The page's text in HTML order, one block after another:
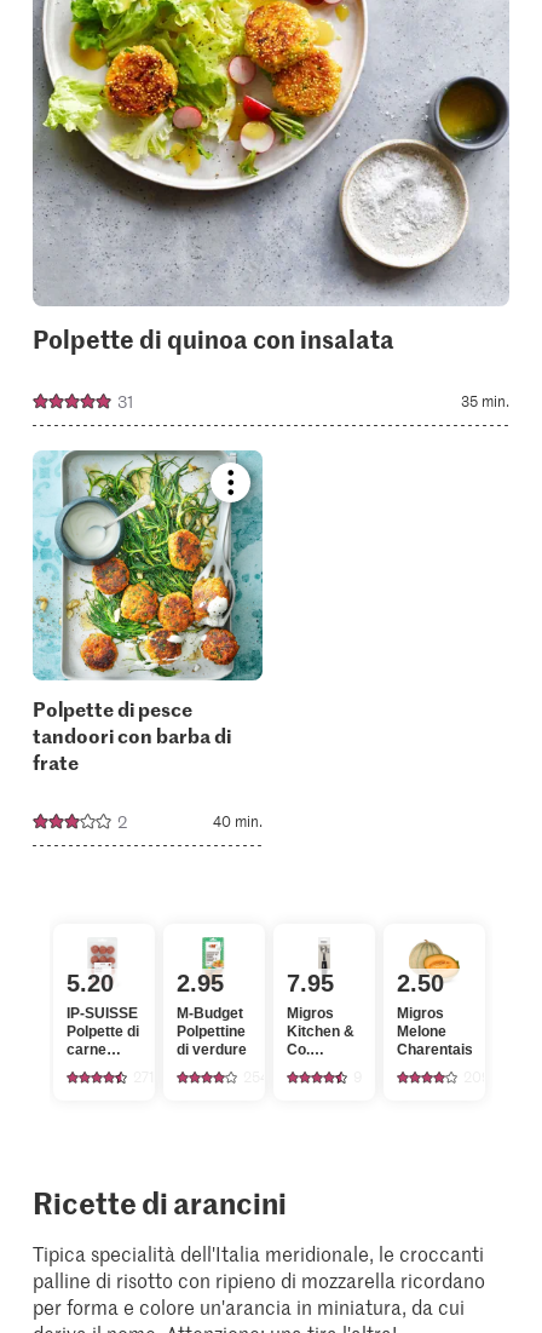
Polpette di quinoa con insalata
31 35 min.
Bookmark
recipe
or
add
it
to
your
collections.
Polpette di pesce
tandoori con barba di
frate
2 40 min.
5.20
IP-SUISSE
Polpette di
carne
2.95
M-Budget
Polpettine
di verdure
7.95
Migros
Kitchen &
Co.
nero,
2.50
Migros
Melone
Charentais
Ricette di arancini
Tipica specialità dell'Italia meridionale, le croccanti
palline di risotto con ripieno di mozzarella ricordano
per forma e colore un'arancia in miniatura, da cui